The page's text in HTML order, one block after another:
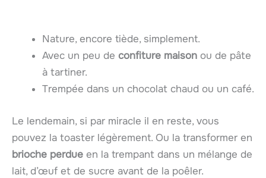
Nature, encore tiède, simplement.
Avec un peu de confiture maison ou de pâte
à tartiner.
Trempée dans un chocolat chaud ou un café.
Le lendemain, si par miracle il en reste, vous
pouvez la toaster légèrement. Ou la transformer en
brioche perdue en la trempant dans un mélange de
lait, d’œuf et de sucre avant de la poêler.